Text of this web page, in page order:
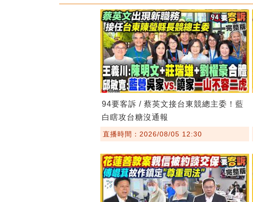
94要客訴 / 蔡英文接台東競總主委！藍
白瞎攻台糖沒通報
直播時間：2026/08/05 12:30